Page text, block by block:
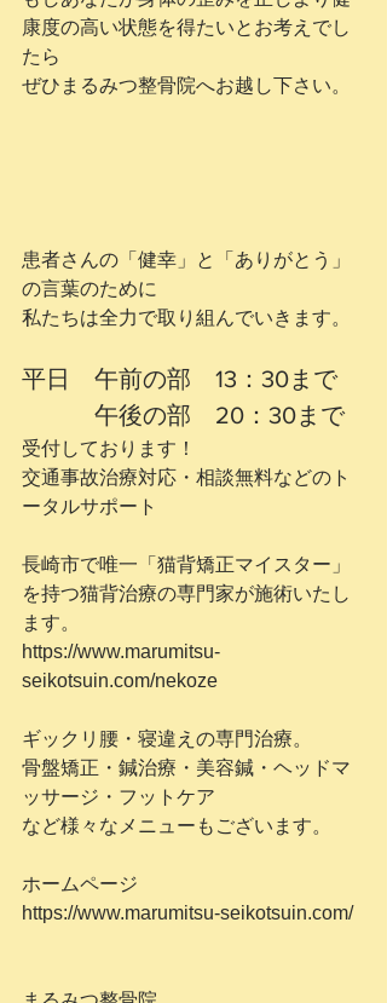
康度の高い状態を得たいとお考えでし
たら
ぜひまるみつ整骨院へお越し下さい。
患者さんの「健幸」と「ありがとう」
の言葉のために
私たちは全力で取り組んでいきます。
平日　午前の部　13：30まで
午後の部　20：30まで
受付しております！
交通事故治療対応・相談無料などのト
ータルサポート
長崎市で唯一「猫背矯正マイスター」
を持つ猫背治療の専門家が施術いたし
ます。
https://www.marumitsu-
seikotsuin.com/nekoze
ギックリ腰・寝違えの専門治療。
骨盤矯正・鍼治療・美容鍼・ヘッドマ
ッサージ・フットケア
など様々なメニューもございます。
ホームページ
https://www.marumitsu-seikotsuin.com/